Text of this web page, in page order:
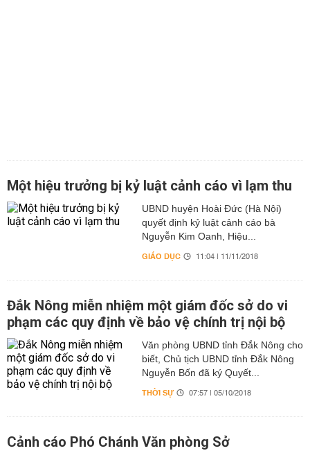
Một hiệu trưởng bị kỷ luật cảnh cáo vì lạm thu
UBND huyện Hoài Đức (Hà Nội)
quyết định kỷ luật cảnh cáo bà
Nguyễn Kim Oanh, Hiệu...
GIÁO DỤC 11:04 | 11/11/2018
Đắk Nông miễn nhiệm một giám đốc sở do vi
phạm các quy định về bảo vệ chính trị nội bộ
Văn phòng UBND tỉnh Đắk Nông cho
biết, Chủ tịch UBND tỉnh Đắk Nông
Nguyễn Bốn đã ký Quyết...
THỜI SỰ 07:57 | 05/10/2018
Cảnh cáo Phó Chánh Văn phòng Sở